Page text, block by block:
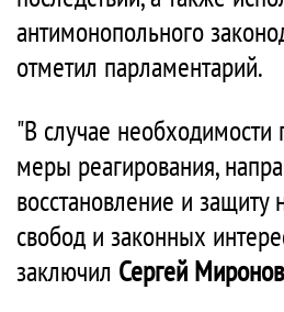
антимонопольного
отметил парламентарий.
"В случае необходимости
меры реагирования,
восстановление и
свобод и законных
заключил Сергей Миронов